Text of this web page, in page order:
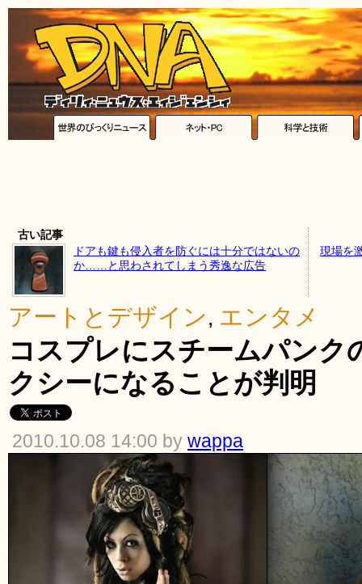
古い記事
ドアも鍵も侵入者を防ぐには十分ではないの
か……と思わされてしまう秀逸な広告
現場を
アートとデザイン, エンタメ
コスプレにスチームパンク
クシーになることが判明
2010.10.08 14:00 by wappa